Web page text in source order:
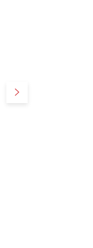
Suivant